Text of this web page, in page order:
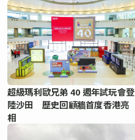
超級瑪利歐兄弟 40 週年試玩會登
陸沙田 歷史回顧牆首度香港亮
相